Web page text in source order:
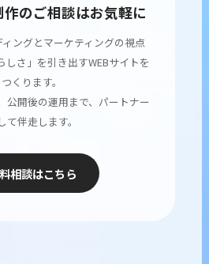
のご相談はお気軽に
ングとマーケティングの視点
しさ」を引き出すWEBサイトを
つくります。
公開後の運用まで、パートナー
て伴走します。
相談はこちら